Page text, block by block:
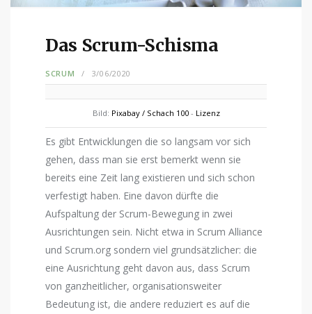
Das Scrum-Schisma
SCRUM 3/06/2020
Bild: Pixabay / Schach 100- Lizenz
Es gibt Entwicklungen die so langsam vor sich
gehen, dass man sie erst bemerkt wenn sie
bereits eine Zeit lang existieren und sich schon
verfestigt haben. Eine davon dürfte die
Aufspaltung der Scrum-Bewegung in zwei
Ausrichtungen sein. Nicht etwa in Scrum Alliance
und Scrum.org sondern viel grundsätzlicher: die
eine Ausrichtung geht davon aus, dass Scrum
von ganzheitlicher, organisationsweiter
Bedeutung ist, die andere reduziert es auf die